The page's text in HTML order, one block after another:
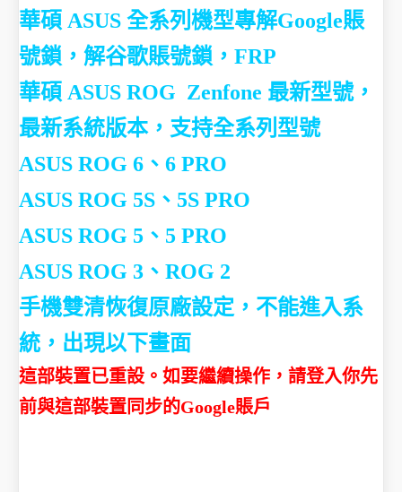
華碩 ASUS 全系列機型專解Google賬
號鎖，解谷歌賬號鎖，FRP
華碩 ASUS ROG Zenfone 最新型號，
最新系統版本，支持全系列型號
ASUS ROG 6、6 PRO
ASUS ROG 5S、5S PRO
ASUS ROG 5、5 PRO
ASUS ROG 3、ROG 2
手機雙清恢復原廠設定，不能進入系
統，出現以下畫面
這部裝置已重設。如要繼續操作，請登入你先
前與這部裝置同步的Google賬戶